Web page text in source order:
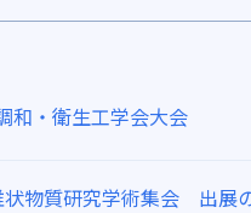
和・衛生工学会大会
状物質研究学術集会 出展